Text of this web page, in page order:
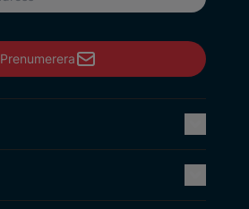
Prenumerera